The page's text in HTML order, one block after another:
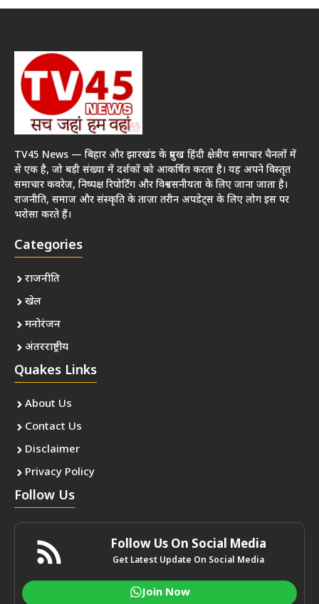
TV45 News — बिहार और झारखंड के प्रमुख हिंदी क्षेत्रीय समाचार चैनलों में
से एक है, जो बड़ी संख्या में दर्शकों को आकर्षित करता है। यह अपने विस्तृत
समाचार कवरेज, निष्पक्ष रिपोर्टिंग और विश्वसनीयता के लिए जाना जाता है।
राजनीति, समाज और संस्कृति के ताज़ा तरीन अपडेट्स के लिए लोग इस पर
भरोसा करते हैं।
Categories
राजनीति
खेल
मनोरंजन
अंतरराष्ट्रीय
Quakes Links
About Us
Contact Us
Disclaimer
Privacy Policy
Follow Us
Follow Us On Social Media
Get Latest Update On Social Media
Join Now